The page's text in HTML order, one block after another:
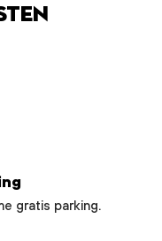
gratis parking.